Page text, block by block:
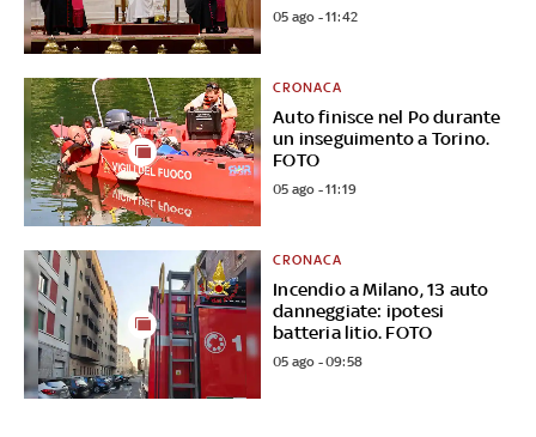
05 ago - 11:42
Auto finisce nel Po durante
un inseguimento a Torino.
FOTO
CRONACA
05 ago - 11:19
Incendio a Milano, 13 auto
danneggiate: ipotesi
batteria litio. FOTO
CRONACA
05 ago - 09:58